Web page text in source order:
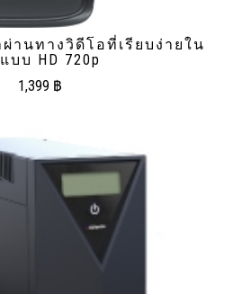
านทางวิดีโอที่เรียบง่ายใน
บบ HD 720p
1,399 ฿